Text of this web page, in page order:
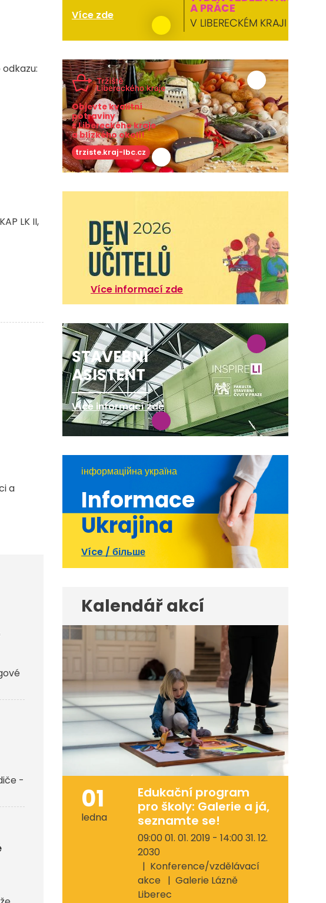
LK II,
a
-
Více zde
Objevte kvalitní
potraviny
z Libereckého kraje
a blízkého okolí!
trziste.kraj-lbc.cz
Více informací zde
STAVEBNÍ
ASISTENT
Více informací zde
інформаційна україна
Informace
Ukrajina
Více / більше
Kalendář akcí
01
ledna
Edukační program
pro školy: Galerie a já,
seznamte se!
09:00 01. 01. 2019 - 14:00 31. 12.
2030
Konference/vzdělávací
akce
Galerie Lázně
Liberec